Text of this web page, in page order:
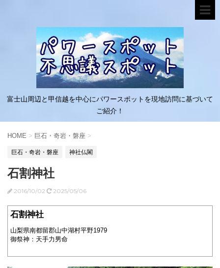
富士山周辺と甲信越を中心にパワースポットを現地訪問に基づいて
ご紹介！
HOME > 巨石・奇岩・磐座 >
巨石・奇岩・磐座 神社仏閣
石割神社
2016/10/02 2025/05/06
石割神社
山梨県南都留郡山中湖村平野1979
御祭神：天手力男命